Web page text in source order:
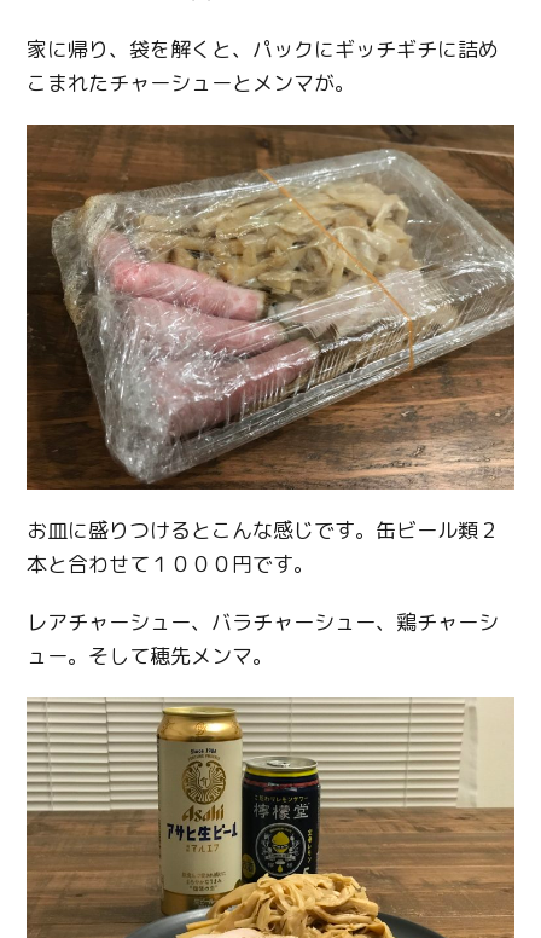
家に帰り、袋を解くと、パックにギッチギチに詰め
こまれたチャーシューとメンマが。
お皿に盛りつけるとこんな感じです。缶ビール類２
本と合わせて１０００円です。
レアチャーシュー、バラチャーシュー、鶏チャーシ
ュー。そして穂先メンマ。